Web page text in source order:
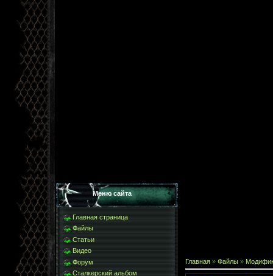
Меню сайта
Главная страница
Файлы
Статьи
Видео
Форум
Сталкерский альбом
Главная » Файлы »